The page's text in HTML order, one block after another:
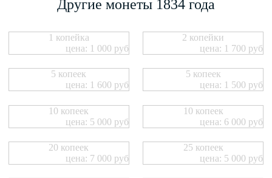
Другие монеты 1834 года
1 копейка
цена: 1 000 руб
2 копейки
цена: 1 700 руб
5 копеек
цена: 1 600 руб
5 копеек
цена: 1 500 руб
10 копеек
цена: 5 000 руб
10 копеек
цена: 6 000 руб
20 копеек
цена: 7 000 руб
25 копеек
цена: 5 000 руб